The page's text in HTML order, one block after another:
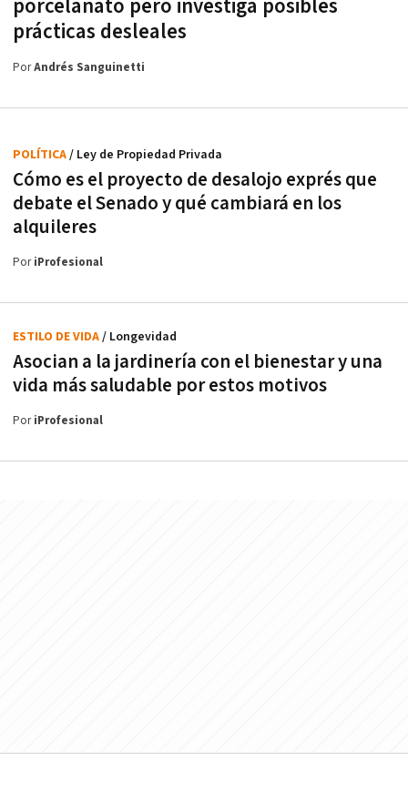
porcelanato pero investiga posibles
prácticas desleales
PorAndrés Sanguinetti
Cómo es el proyecto de desalojo exprés que
debate el Senado y qué cambiará en los
alquileres
POLÍTICA/ Ley de Propiedad Privada
PoriProfesional
Asocian a la jardinería con el bienestar y una
vida más saludable por estos motivos
ESTILO DE VIDA/ Longevidad
PoriProfesional